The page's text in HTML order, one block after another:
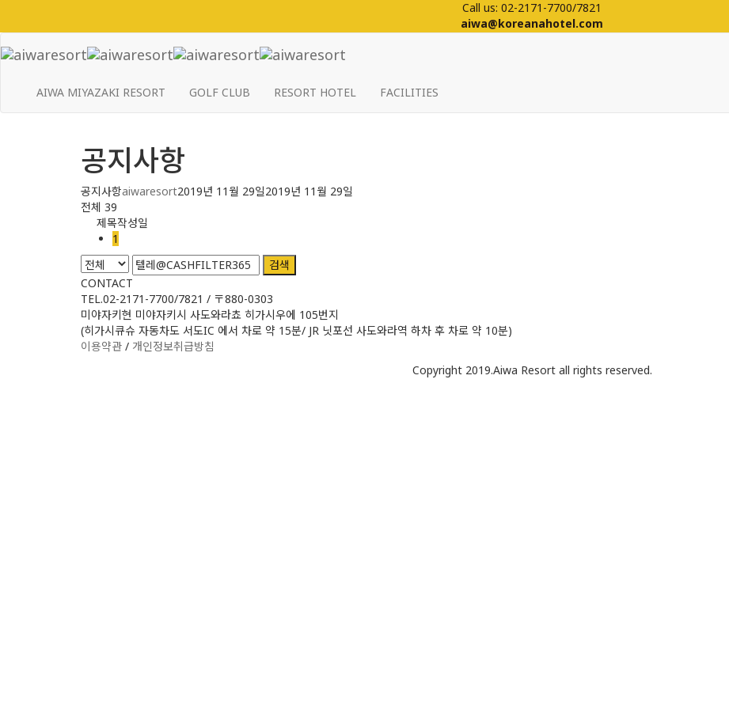
Call us: 02-2171-7700/7821
aiwa@koreanahotel.com
AIWA MIYAZAKI RESORT GOLF CLUB RESORT HOTEL FACILITIES
공지사항
공지사항aiwaresort2019년 11월 29일2019년 11월 29일
전체 39
제목작성일
1
검색
CONTACT
TEL.02-2171-7700/7821 / 〒880-0303
미야자키현 미야자키시 사도와라쵸 히가시우에 105번지
(히가시큐슈 자동차도 서도IC 에서 차로 약 15분/ JR 닛포선 사도와라역 하차 후 차로 약 10분)
이용약관 / 개인정보취급방침
Copyright 2019.Aiwa Resort all rights reserved.